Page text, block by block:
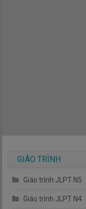
GIÁO TRÌNH
Giáo trình JLPT N5
Giáo trình JLPT N4